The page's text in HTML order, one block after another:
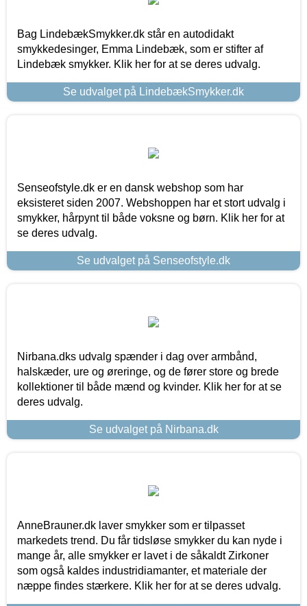
Bag LindebækSmykker.dk står en autodidakt
smykkedesinger, Emma Lindebæk, som er stifter af
Lindebæk smykker. Klik her for at se deres udvalg.
Se udvalget på LindebækSmykker.dk
Senseofstyle.dk er en dansk webshop som har
eksisteret siden 2007. Webshoppen har et stort udvalg i
smykker, hårpynt til både voksne og børn. Klik her for at
se deres udvalg.
Se udvalget på Senseofstyle.dk
Nirbana.dks udvalg spænder i dag over armbånd,
halskæder, ure og øreringe, og de fører store og brede
kollektioner til både mænd og kvinder. Klik her for at se
deres udvalg.
Se udvalget på Nirbana.dk
AnneBrauner.dk laver smykker som er tilpasset
markedets trend. Du får tidsløse smykker du kan nyde i
mange år, alle smykker er lavet i de såkaldt Zirkoner
som også kaldes industridiamanter, et materiale der
næppe findes stærkere. Klik her for at se deres udvalg.